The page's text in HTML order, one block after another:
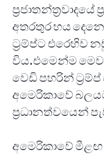
අතරතුර හය
ට්‍රම්ප්ට එරෙහිව
විය.එමෙන්ම
වෙඩි පහරින්
අමෙරිකාවේ
ප්‍රධානත්වයෙන්
අමෙරිකාවේ